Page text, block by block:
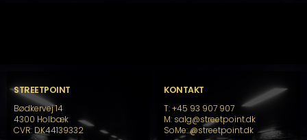
STREETPOINT
Bødkervej 14
4300 Holbæk
CVR: DK44139332
KONTAKT
T: +45 93 907 907
M: salg@streetpoint.dk
SoMe:@streetpoint.dk